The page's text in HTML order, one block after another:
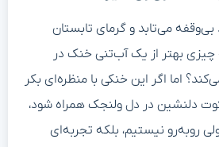
می‌تابد و گرمای تابستان
بهتر از یک آب‌تنی خنک در
اما اگر این خنکی با منظره‌ای بکر
دلنشین در دل ولنجک همراه شود،
روبه‌رو نیستیم، بلکه تجربه‌ای